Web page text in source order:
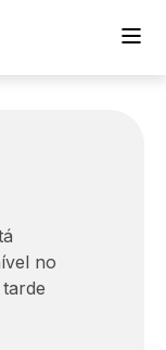
no